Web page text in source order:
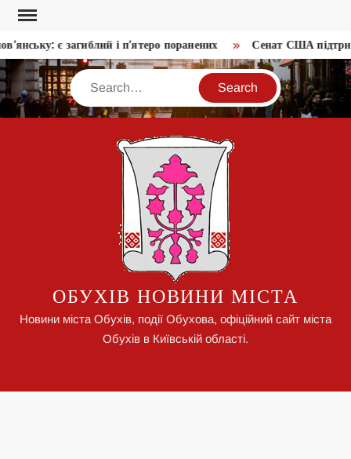
Skip
content є загиблий і п’ятеро поранених Сенат США
Search
ОБУХІВ НОВИНИ МІСТА
Новини міста Обухів, події Обухова, офіційний сайт міста
Обухів в Київській області.